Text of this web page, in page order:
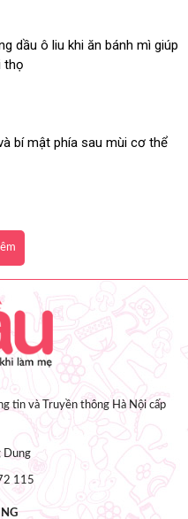
dầu ô liu khi ăn bánh mì giúp
thọ
bí mật phía sau mùi cơ thể
tin và Truyền thông Hà Nội cấp
Dung
115